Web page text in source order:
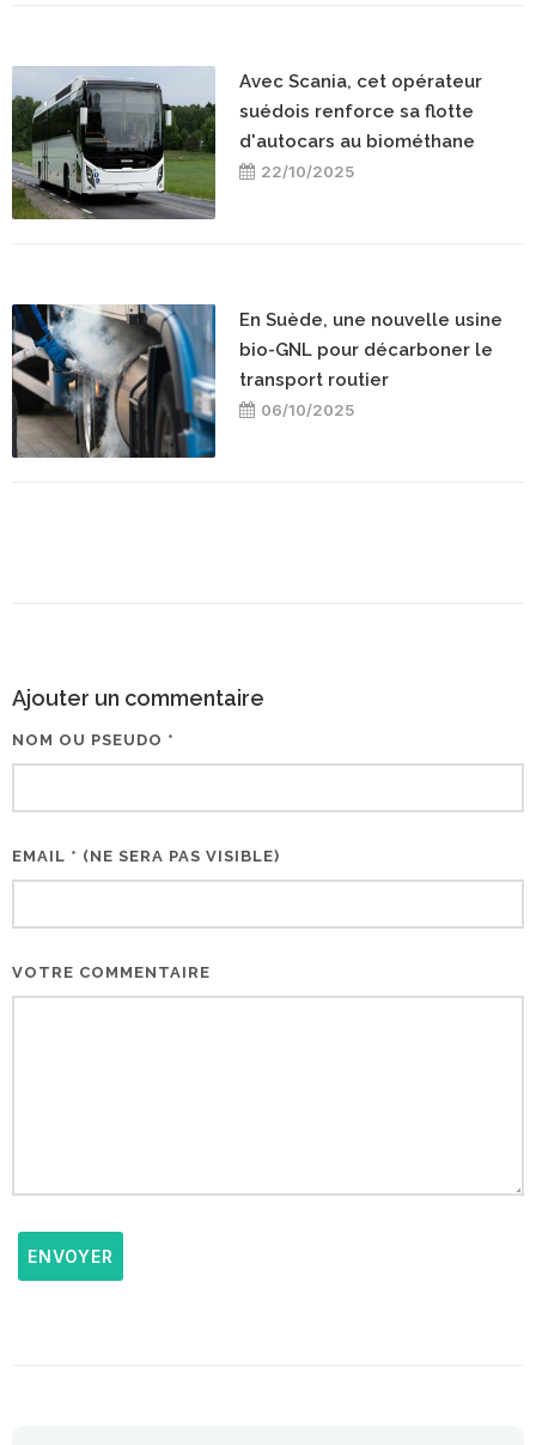
Avec Scania, cet opérateur
suédois renforce sa flotte
d'autocars au biométhane
22/10/2025
En Suède, une nouvelle usine
bio-GNL pour décarboner le
transport routier
06/10/2025
Ajouter un commentaire
NOM OU PSEUDO *
EMAIL * (NE SERA PAS VISIBLE)
VOTRE COMMENTAIRE
ENVOYER